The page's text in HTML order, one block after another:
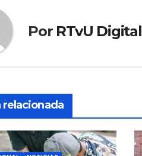
Por RTvU Digital
relacionada